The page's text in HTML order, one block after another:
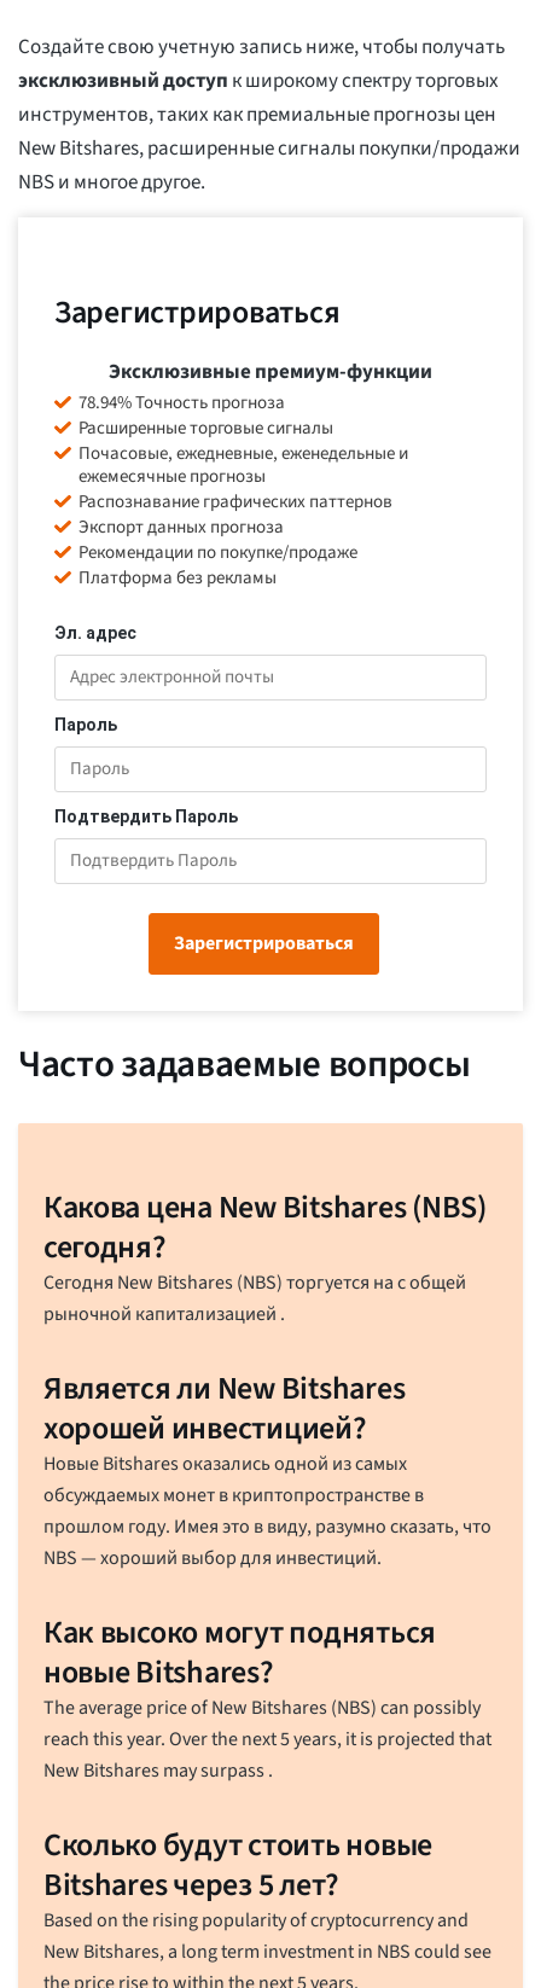
Создайте свою учетную запись ниже, чтобы получать
эксклюзивный доступ к широкому спектру торговых
инструментов, таких как премиальные прогнозы цен
New Bitshares, расширенные сигналы покупки/продажи
NBS и многое другое.
Зарегистрироваться
Эл. адрес
Пароль
Подтвердить Пароль
Зарегистрироваться
Эксклюзивные премиум-функции
78.94% Точность прогноза
Расширенные торговые сигналы
Почасовые, ежедневные, еженедельные и
ежемесячные прогнозы
Распознавание графических паттернов
Экспорт данных прогноза
Рекомендации по покупке/продаже
Платформа без рекламы
Часто задаваемые вопросы
Какова цена New Bitshares (NBS)
сегодня?
Сегодня New Bitshares (NBS) торгуется нас общей
рыночной капитализацией .
Является ли New Bitshares
хорошей инвестицией?
Новые Bitshares оказались одной из самых
обсуждаемых монет в криптопространстве в
прошлом году. Имея это в виду, разумно сказать, что
NBS — хороший выбор для инвестиций.
Как высоко могут подняться
новые Bitshares?
The average price of New Bitshares (NBS) can possibly
reach this year. Over the next 5 years, it is projected that
New Bitshares may surpass .
Сколько будут стоить новые
Bitshares через 5 лет?
Based on the rising popularity of cryptocurrency and
New Bitshares, a long term investment in NBS could see